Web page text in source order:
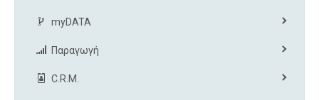
myDATA
Παραγωγή
C.R.M.